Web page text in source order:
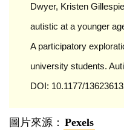
Dwyer, Kristen
autistic at a younger
A participatory
university students.
DOI: 10.1177/
圖片來源： Pexels